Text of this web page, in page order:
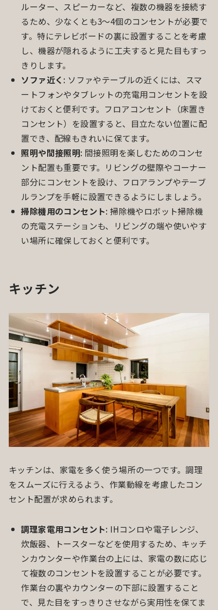
ルーター、スピーカーなど、複数の機器を接続す
るため、少なくとも3〜4個のコンセントが必要で
す。特にテレビボードの裏に設置することを考慮
し、機器が隠れるように工夫すると見た目もすっ
きりします。
ソファ近く : ソファやテーブルの近くには、スマ
ートフォンやタブレットの充電用コンセントを設
けておくと便利です。フロアコンセント（床置き
コンセント）を設置すると、目立たない位置に配
置でき、配線もきれいに保てます。
照明や間接照明: 間接照明を楽しむためのコンセ
ント配置も重要です。リビングの壁際やコーナー
部分にコンセントを設け、フロアランプやテーブ
ルランプを手軽に設置できるようにしましょう。
掃除機用のコンセント: 掃除機やロボット掃除機
の充電ステーションも、リビングの端や使いやす
い場所に確保しておくと便利です。
キッチン
キッチンは、家電を多く使う場所の一つです。調理
をスムーズに行えるよう、作業動線を考慮したコン
セント配置が求められます。
調理家電用コンセント: IHコンロや電子レンジ、
炊飯器、トースターなどを使用するため、キッチ
ンカウンターや作業台の上には、家電の数に応じ
て複数のコンセントを設置することが必要です。
作業台の裏やカウンターの下部に設置すること
で、見た目をすっきりさせながら実用性を保てま